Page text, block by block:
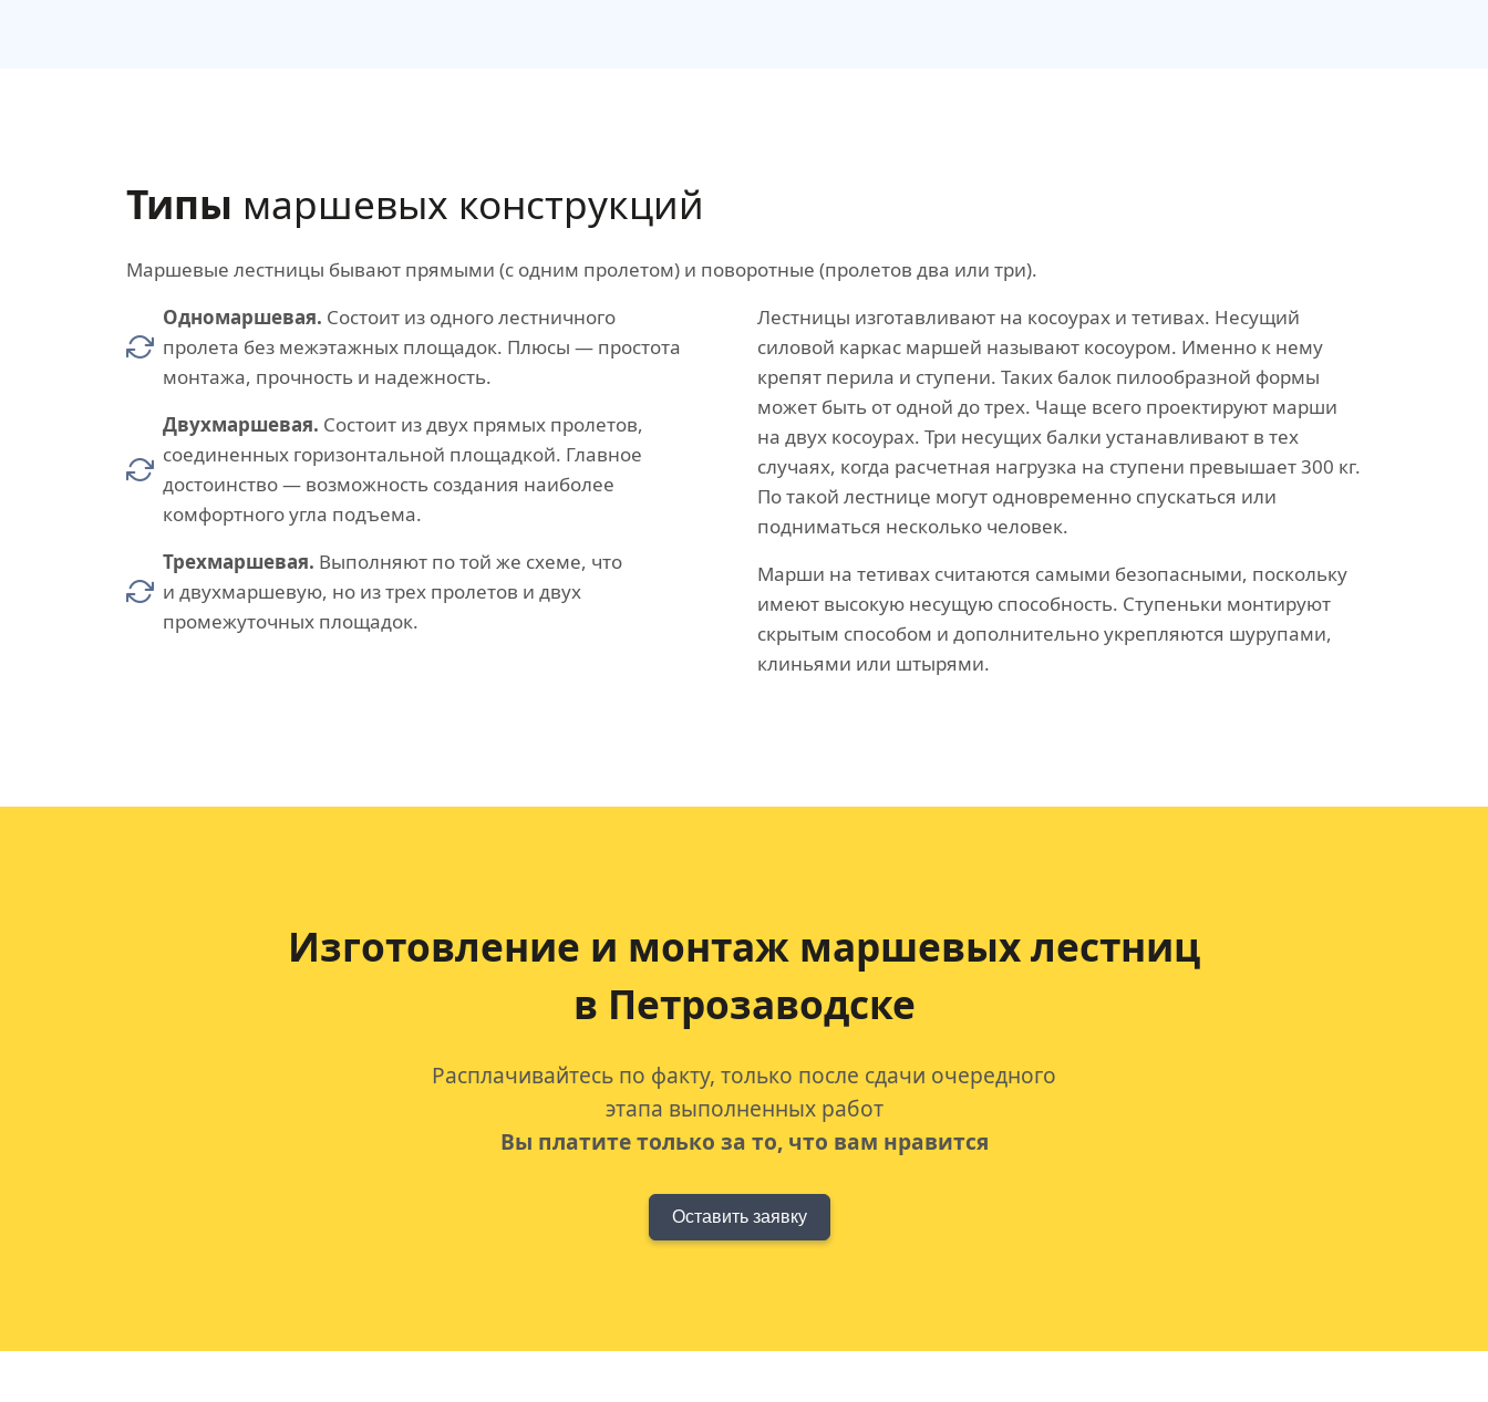
Типы маршевых конструкций
Маршевые лестницы бывают прямыми (с одним пролетом) и поворотные (пролетов два или три).
Одномаршевая. Состоит из одного лестничного
пролета без межэтажных площадок. Плюсы — простота
монтажа, прочность и надежность.
Двухмаршевая. Состоит из двух прямых пролетов,
соединенных горизонтальной площадкой. Главное
достоинство — возможность создания наиболее
комфортного угла подъема.
Трехмаршевая. Выполняют по той же схеме, что
и двухмаршевую, но из трех пролетов и двух
промежуточных площадок.
Лестницы изготавливают на косоурах и тетивах. Несущий
силовой каркас маршей называют косоуром. Именно к нему
крепят перила и ступени. Таких балок пилообразной формы
может быть от одной до трех. Чаще всего проектируют марши
на двух косоурах. Три несущих балки устанавливают в тех
случаях, когда расчетная нагрузка на ступени превышает 300 кг.
По такой лестнице могут одновременно спускаться или
подниматься несколько человек.
Марши на тетивах считаются самыми безопасными, поскольку
имеют высокую несущую способность. Ступеньки монтируют
скрытым способом и дополнительно укрепляются шурупами,
клиньями или штырями.
Изготовление и монтаж маршевых лестниц
в Петрозаводске
Расплачивайтесь по факту, только после сдачи очередного
этапа выполненных работ
Вы платите только за то, что вам нравится
Оставить заявку